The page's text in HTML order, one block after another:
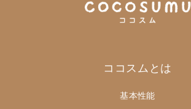
ココスムとは
基本性能